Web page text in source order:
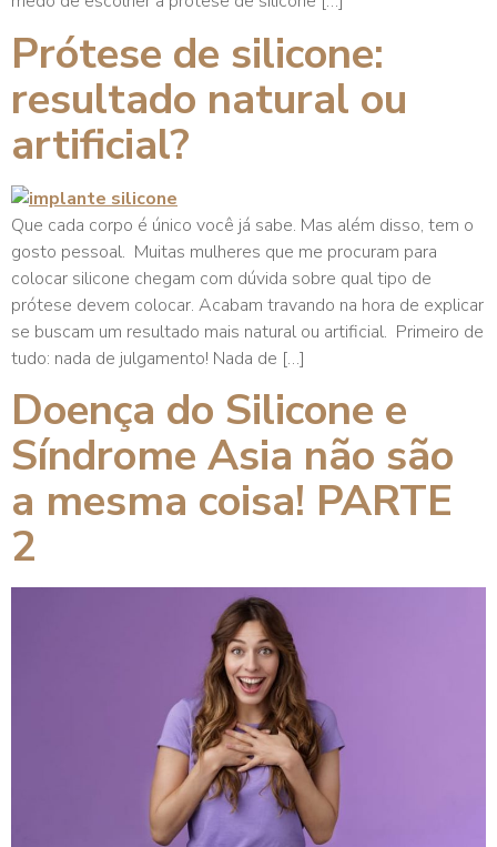
Prótese de silicone:
resultado natural ou
artificial?
Que cada corpo é único você já sabe. Mas além disso, tem o
gosto pessoal. Muitas mulheres que me procuram para
colocar silicone chegam com dúvida sobre qual tipo de
prótese devem colocar. Acabam travando na hora de explicar
se buscam um resultado mais natural ou artificial. Primeiro de
tudo: nada de julgamento! Nada de […]
Doença do Silicone e
Síndrome Asia não são
a mesma coisa! PARTE
2